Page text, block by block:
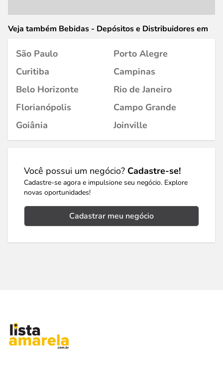
Veja também Bebidas - Depósitos e Distribuidores em
São Paulo
Porto Alegre
Curitiba
Campinas
Belo Horizonte
Rio de Janeiro
Florianópolis
Campo Grande
Goiânia
Joinville
Você possui um negócio? Cadastre-se!
Cadastre-se agora e impulsione seu negócio. Explore
novas oportunidades!
Cadastrar meu negócio